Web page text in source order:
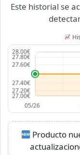
Este historial se
Producto